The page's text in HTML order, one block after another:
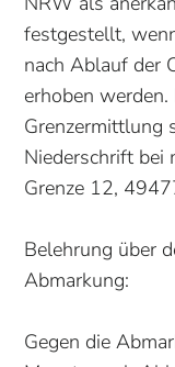
festgestellt,
nach Ablauf der
erhoben
Grenzermittlung
Niederschrift bei
Grenze 12,
Belehrung über
Abmarkung:
Gegen die